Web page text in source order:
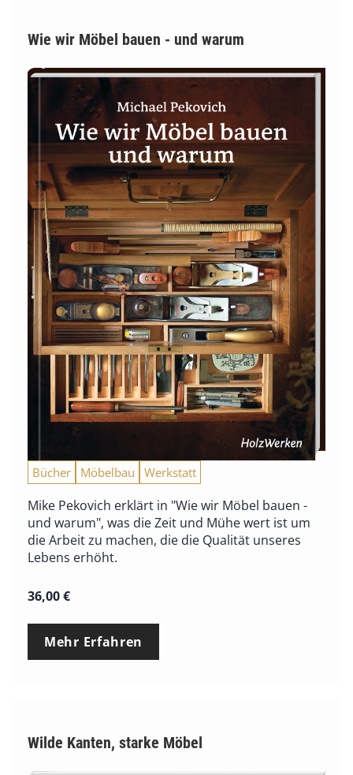
Wie wir Möbel bauen - und warum
Bücher Möbelbau Werkstatt
Mike Pekovich erklärt in "Wie wir Möbel bauen -
und warum", was die Zeit und Mühe wert ist um
die Arbeit zu machen, die die Qualität unseres
Lebens erhöht.
36,00€
Mehr Erfahren
Wilde Kanten, starke Möbel